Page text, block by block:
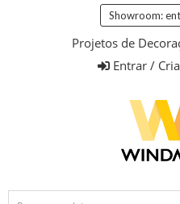
Showroom:
Projetos de
Entrar /